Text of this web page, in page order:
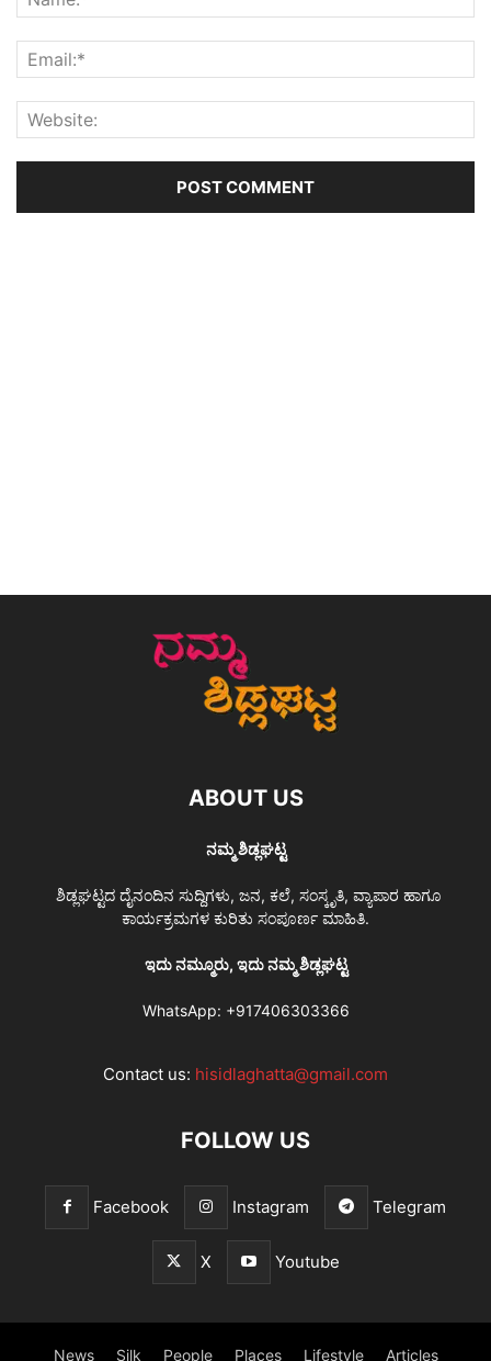
ABOUT US
ನಮ್ಮ ಶಿಡ್ಲಘಟ್ಟ
ಶಿಡ್ಲಘಟ್ಟದ ದೈನಂದಿನ ಸುದ್ದಿಗಳು, ಜನ, ಕಲೆ, ಸಂಸ್ಕೃತಿ, ವ್ಯಾಪಾರ ಹಾಗೂ
ಕಾರ್ಯಕ್ರಮಗಳ ಕುರಿತು ಸಂಪೂರ್ಣ ಮಾಹಿತಿ.
ಇದು ನಮ್ಮೂರು, ಇದು ನಮ್ಮ ಶಿಡ್ಲಘಟ್ಟ
WhatsApp: +917406303366
Contact us: hisidlaghatta@gmail.com
FOLLOW US
Facebook Instagram Telegram
X Youtube
News Silk People Places Lifestyle Articles